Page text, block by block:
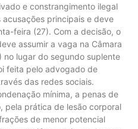
e constrangimento ilegal
principais e deve
feira (27). Com a decisão, o
assumir a vaga na Câmara
lugar do segundo suplente
feita pelo advogado de
das redes sociais.
mínima, a penas de
pela prática de lesão corporal
de menor potencial